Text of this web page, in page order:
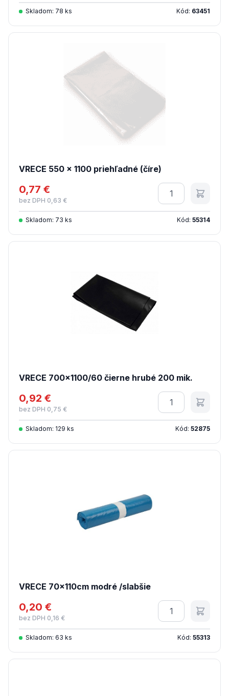
Skladom: 78 ks Kód: 63451
VRECE 550 x 1100 priehľadné (číre)
0,77 €
bez DPH 0,63 €
Množstvo
Skladom: 73 ks Kód: 55314
VRECE 700x1100/60 čierne hrubé 200 mik.
0,92 €
bez DPH 0,75 €
Množstvo
Skladom: 129 ks Kód: 52875
VRECE 70x110cm modré /slabšie
0,20 €
bez DPH 0,16 €
Množstvo
Skladom: 63 ks Kód: 55313